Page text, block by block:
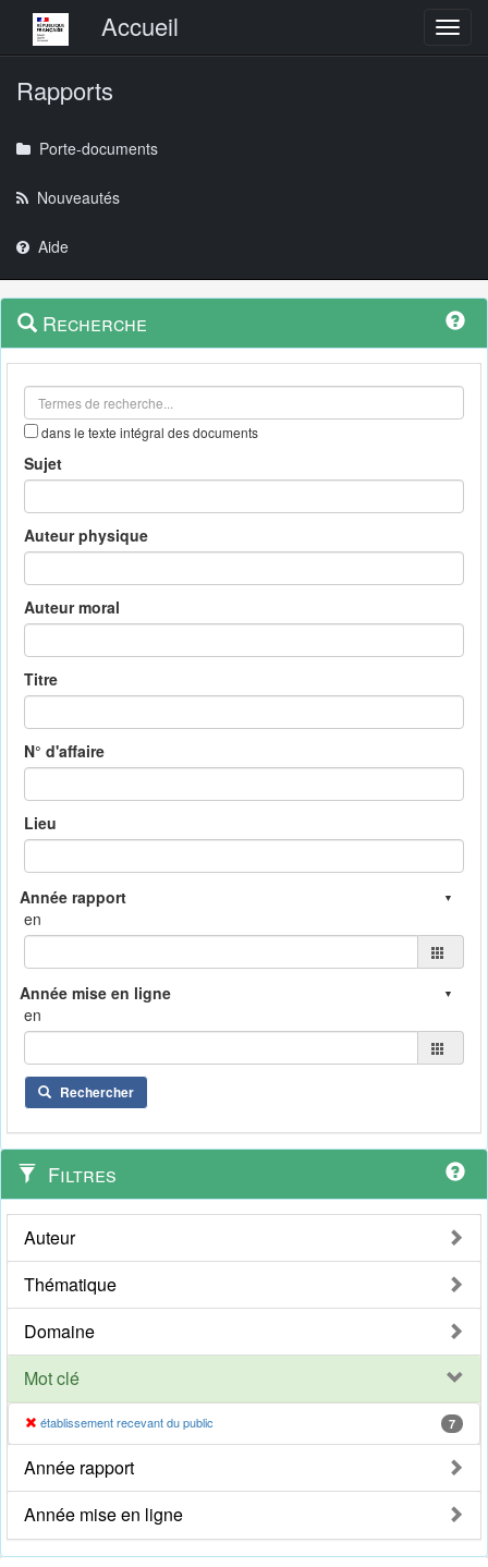
Menu principalAccueil
Rapports
Porte-documents
Nouveautés
Aide
Navigation
outils
Menu
contextuel
Recherche
dans le texte intégral des documents
Sujet
Auteur physique
Auteur moral
Titre
N° d'affaire
Lieu
en
en
Rechercher
Filtres
Auteur
Thématique
Domaine
Mot clé
établissement recevant du public 7
Année rapport
Année mise en ligne